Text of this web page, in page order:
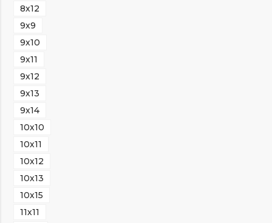
8х12
9х9
9х10
9х11
9х12
9х13
9х14
10х10
10х11
10х12
10х13
10х15
11х11